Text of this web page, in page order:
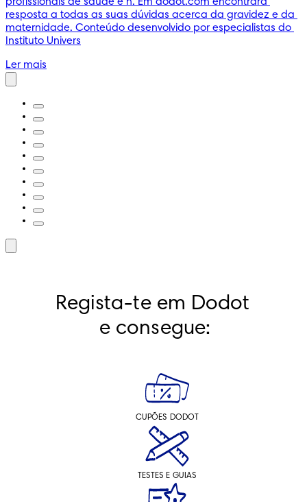
resposta a todas as suas dúvidas acerca da gravidez e da
maternidade. Conteúdo desenvolvido por especialistas do
Instituto Univers
Ler mais
Regista-te em Dodot
e consegue:
CUPÕES DODOT
TESTES E GUIAS